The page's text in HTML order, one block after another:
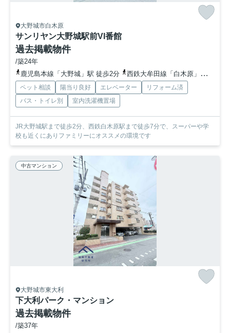
大野城市白木原
サンリヤン大野城駅前VI番館
過去掲載物件
/築24年
鹿児島本線「大野城」駅 徒歩2分
西鉄大牟田線「白木原」駅 徒歩7分
ペット相談 陽当り良好 エレベーター
リフォーム済
バス・トイレ別
室内洗濯機置場
JR大野城駅まで徒歩2分、西鉄白木原駅まで徒歩7分で、スーパーや学
校も近くにありファミリーにオススメの環境です
中古マンション
大野城市東大利
下大利パーク・マンション
過去掲載物件
/築37年